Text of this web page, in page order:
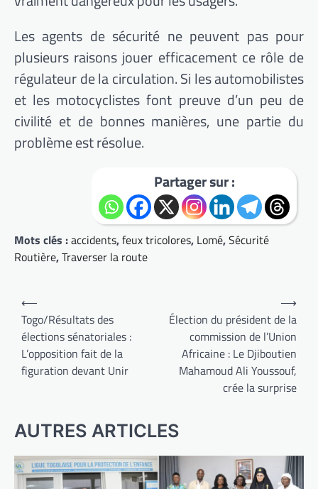
Les agents de sécurité ne peuvent pas pour
plusieurs raisons jouer efficacement ce rôle de
régulateur de la circulation. Si les automobilistes
et les motocyclistes font preuve d’un peu de
civilité et de bonnes manières, une partie du
problème est résolue.
Partager sur :
Mots clés :accidents,feux tricolores, Lomé,Sécurité
Routière,Traverser la route
Navigation
de
l’article
⟵
Togo/Résultats des
élections sénatoriales :
L’opposition fait de la
figuration devant Unir
Élection du président de la
commission de l’Union
Africaine : Le Djiboutien
Mahamoud Ali Youssouf,
crée la surprise
⟶
AUTRES ARTICLES